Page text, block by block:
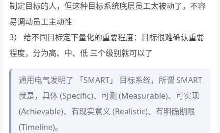
制定目标的人，但这种目标系统底层员工太被动了，不容
易调动员工主动性
3） 给不同目标定下量化的重要程度：目标很难确认重要
程度，分为高、中、低 三个级别就可以了
通用电气发明了 「SMART」 目标系统，所谓 SMART
就是，具体 (Specific)、可测 (Measurable)、可实现
(Achievable)、有现实意义 (Realistic)、有明确期限
(Timeline)。